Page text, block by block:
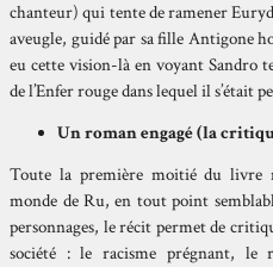
chanteur) qui tente de ramener
aveugle, guidé par sa fille Antigone
eu cette vision-là en voyant Sandro
de l’Enfer rouge dans lequel il s’était
Un roman engagé (la
Toute la première moitié du livre
monde de Ru, en tout point
personnages, le récit permet de
société : le racisme prégnant, le